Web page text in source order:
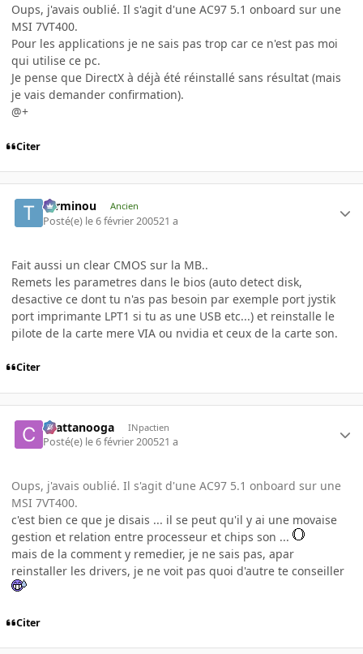
Oups, j'avais oublié. Il s'agit d'une AC97 5.1 onboard sur une
MSI 7VT400.
Pour les applications je ne sais pas trop car ce n'est pas moi
qui utilise ce pc.
Je pense que DirectX à déjà été réinstallé sans résultat (mais
je vais demander confirmation).
@+
Citer
Terminou Ancien
Posté(e) le 6 février 200521 a
Fait aussi un clear CMOS sur la MB..
Remets les parametres dans le bios (auto detect disk,
desactive ce dont tu n'as pas besoin par exemple port jystik
port imprimante LPT1 si tu as une USB etc...) et reinstalle le
pilote de la carte mere VIA ou nvidia et ceux de la carte son.
Citer
chattanooga INpactien
Posté(e) le 6 février 200521 a
Oups, j'avais oublié. Il s'agit d'une AC97 5.1 onboard sur une
MSI 7VT400.
c'est bien ce que je disais ... il se peut qu'il y ai une movaise
gestion et relation entre processeur et chips son ...
mais de la comment y remedier, je ne sais pas, apar
reinstaller les drivers, je ne voit pas quoi d'autre te conseiller
Citer